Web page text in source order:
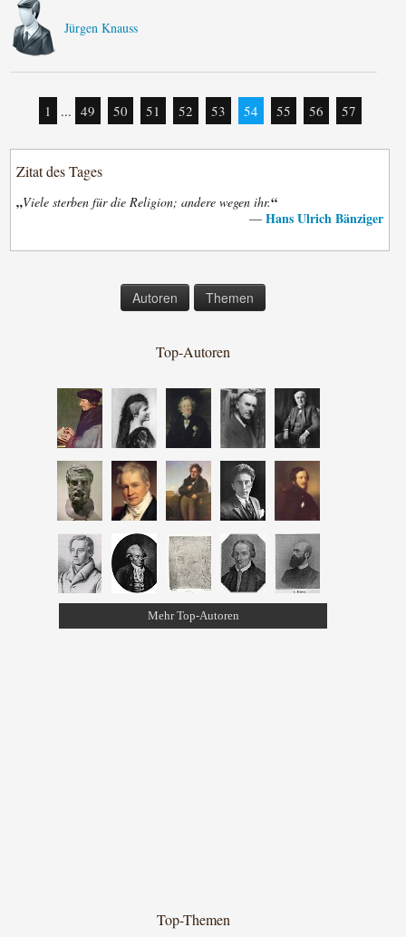
Jürgen Knauss
1 ... 49 50 51 52 53 54 55 56 57
Zitat des Tages
„Viele sterben für die Religion; andere wegen ihr.“
— Hans Ulrich Bänziger
Autoren Themen
Top-Autoren
Mehr Top-Autoren
Top-Themen